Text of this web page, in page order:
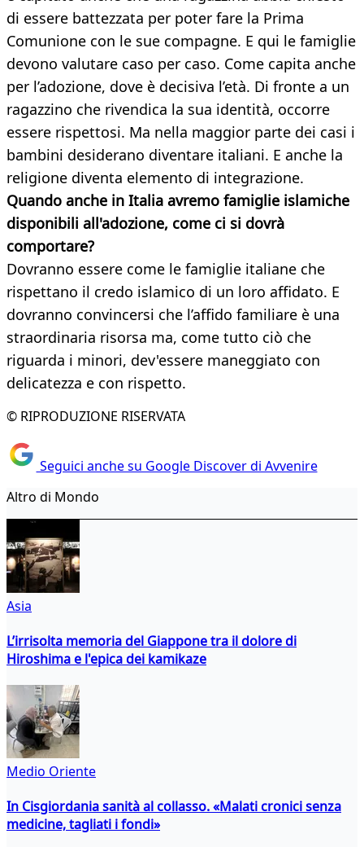
di essere battezzata per poter fare la Prima
Comunione con le sue compagne. E qui le famiglie
devono valutare caso per caso. Come capita anche
per l’adozione, dove è decisiva l’età. Di fronte a un
ragazzino che rivendica la sua identità, occorre
essere rispettosi. Ma nella maggior parte dei casi i
bambini desiderano diventare italiani. E anche la
religione diventa elemento di integrazione.
Quando anche in Italia avremo famiglie islamiche
disponibili all'adozione, come ci si dovrà
comportare?
Dovranno essere come le famiglie italiane che
rispettano il credo islamico di un loro affidato. E
dovranno convincersi che l’affido familiare è una
straordinaria risorsa ma, come tutto ciò che
riguarda i minori, dev'essere maneggiato con
delicatezza e con rispetto.
© RIPRODUZIONE RISERVATA
Seguici anche su Google Discover di Avvenire
Altro di Mondo
Asia
L’irrisolta memoria del Giappone tra il dolore di
Hiroshima e l'epica dei kamikaze
Medio Oriente
In Cisgiordania sanità al collasso. «Malati cronici senza
medicine, tagliati i fondi»